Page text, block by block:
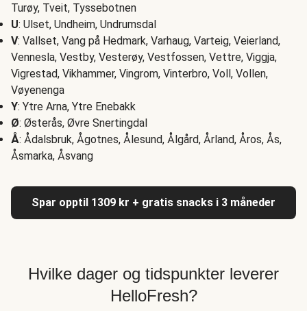
Turøy, Tveit, Tyssebotnen
U: Ulset, Undheim, Undrumsdal
V: Vallset, Vang på Hedmark, Varhaug, Varteig, Veierland,
Vennesla, Vestby, Vesterøy, Vestfossen, Vettre, Viggja,
Vigrestad, Vikhammer, Vingrom, Vinterbro, Voll, Vollen,
Vøyenenga
Y: Ytre Arna, Ytre Enebakk
Ø: Østerås, Øvre Snertingdal
Å: Ådalsbruk, Ågotnes, Ålesund, Ålgård, Årland, Åros, Ås,
Åsmarka, Åsvang
Spar opptil 1309 kr + gratis snacks i 3 måneder
Hvilke dager og tidspunkter leverer
HelloFresh?